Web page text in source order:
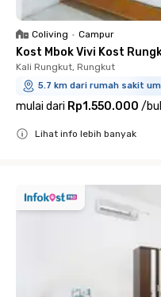
Coliving • Campur
Kost Mbok Vivi Kost
Kali Rungkut, Rungkut
5.7 km dari rumah sakit
mulai dari Rp1.550.000 /
Lihat info lebih banyak